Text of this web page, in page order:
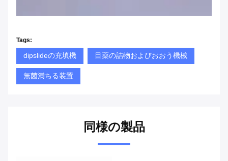
Tags:
dipslideの充填機 目薬の詰物およびおおう機械
無菌満ちる装置
同様の製品